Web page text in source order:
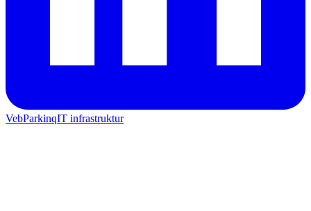
VebParkinqIT infrastruktur